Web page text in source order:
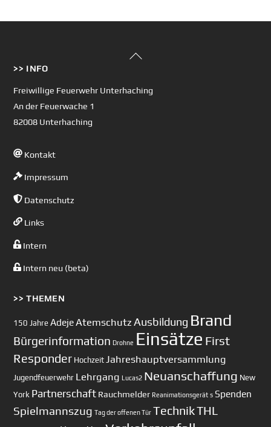
Back
>> INFO
Freiwillige Feuerwehr Unterhaching
An der Feuerwache 1
82008 Unterhaching
Kontakt
Impressum
Datenschutz
Links
Intern
Intern neu (beta)
>> THEMEN
150 Jahre AdejeAtemschutz Ausbildung Brand
Bürgerinformation Drohne Einsätze First
Responder Hochzeit Jahreshauptversammlung
Jugendfeuerwehr Lehrgang Lucas2 Neuanschaffung New
York Partnerschaft Rauchmelder Reanimationsgerät s Spenden
Spielmannszug Tag der offenen Tür TechnikTHL